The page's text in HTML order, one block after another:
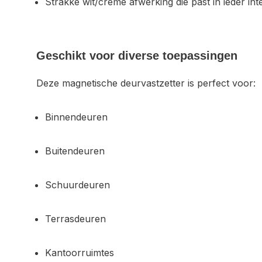
Geschikt voor diverse toepassingen
Deze magnetische deurvastzetter is perfect voor:
Binnendeuren
Buitendeuren
Schuurdeuren
Terrasdeuren
Kantoorruimtes